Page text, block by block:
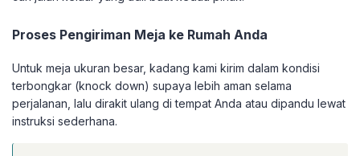
Proses Pengiriman Meja ke Rumah Anda
Untuk meja ukuran besar, kadang kami kirim dalam kondisi
terbongkar (knock down) supaya lebih aman selama
perjalanan, lalu dirakit ulang di tempat Anda atau dipandu lewat
instruksi sederhana.